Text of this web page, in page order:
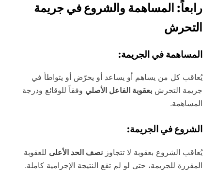
رابعاً: المساهمة والشروع في جريمة
التحرش
المساهمة في الجريمة:
يُعاقب كل من يساهم أو يساعد أو يحرّض أو يتواطأ في
جريمة التحرش بعقوبة الفاعل الأصلي وفقاً للوقائع ودرجة
المساهمة.
الشروع في الجريمة:
يُعاقب الشروع بعقوبة لا تتجاوز نصف الحد الأعلى للعقوبة
المقررة للجريمة، حتى لو لم تقع النتيجة الإجرامية كاملة.